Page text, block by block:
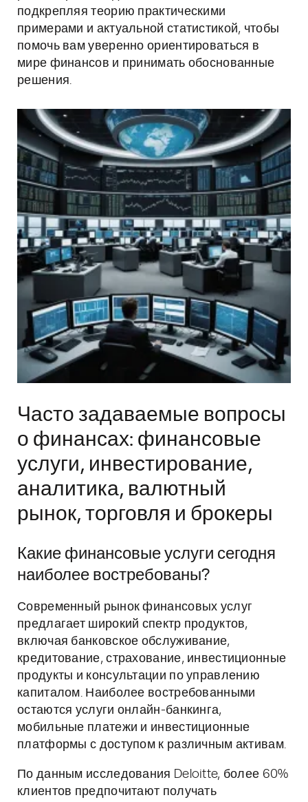
подкрепляя теорию практическими
примерами и актуальной статистикой, чтобы
помочь вам уверенно ориентироваться в
мире финансов и принимать обоснованные
решения.
Часто задаваемые вопросы
о финансах: финансовые
услуги, инвестирование,
аналитика, валютный
рынок, торговля и брокеры
Какие финансовые услуги сегодня
наиболее востребованы?
Современный рынок финансовых услуг
предлагает широкий спектр продуктов,
включая банковское обслуживание,
кредитование, страхование, инвестиционные
продукты и консультации по управлению
капиталом. Наиболее востребованными
остаются услуги онлайн-банкинга,
мобильные платежи и инвестиционные
платформы с доступом к различным активам.
По данным исследования Deloitte, более 60%
клиентов предпочитают получать